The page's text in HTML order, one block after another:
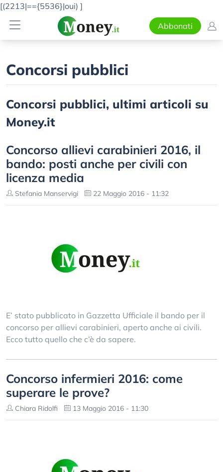
[(2213|=={5536}|oui) ]
Abbonati
Concorsi pubblici
Concorsi pubblici, ultimi articoli su
Money.it
Concorso allievi carabinieri 2016, il
bando: posti anche per civili con
licenza media
Stefania Manservigi 22 Maggio 2016 - 11:32
E’ stato pubblicato in Gazzetta Ufficiale il bando per il
concorso per allievi carabinieri, aperto anche ai civili.
Ecco tutto quello che c’è da sapere.
Concorso infermieri 2016: come
superare le prove?
Chiara Ridolfi 13 Maggio 2016 - 11:30